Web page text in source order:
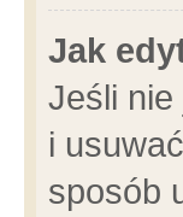
Jak
Jeśli
i
sposób